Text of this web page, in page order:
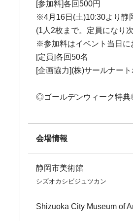
[参加料]各回500円
※4月16日(土)10:30より静
(1人2枚まで。定員になり
※参加料はイベント当日に
[定員]各回50名
[企画協力](株)サールナー
◎ゴールデンウィーク特典
会場情報
静岡市美術館
シズオカシビジュツカン
Shizuoka City Museum of